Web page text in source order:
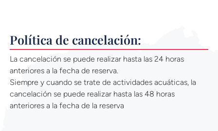
Política de cancelación:
La cancelación se puede realizar hasta las 24 horas
anteriores a la fecha de reserva.
Siempre y cuando se trate de actividades acuáticas, la
cancelación se puede realizar hasta las 48 horas
anteriores a la fecha de la reserva